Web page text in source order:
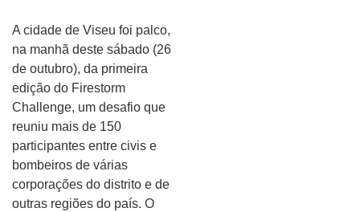
A cidade de Viseu foi palco,
na manhã deste sábado (26
de outubro), da primeira
edição do Firestorm
Challenge, um desafio que
reuniu mais de 150
participantes entre civis e
bombeiros de várias
corporações do distrito e de
outras regiões do país. O